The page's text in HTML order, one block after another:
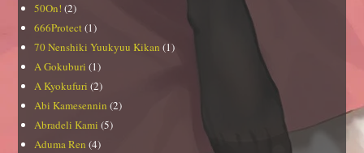
50On! (2)
666Protect(1)
70 Nenshiki Yuukyuu Kikan (1)
A Gokuburi (1)
A Kyokufuri (2)
Abi Kamesennin (2)
Abradeli Kami (5)
Aduma Ren (4)